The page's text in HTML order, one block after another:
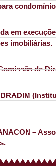
em
imobiliárias.
de
–